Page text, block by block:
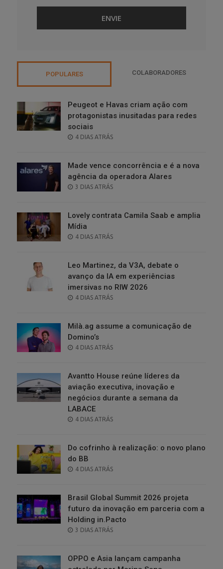
POPULARES COLABORADORES
Peugeot e Havas criam ação com
protagonistas inusitadas para redes
sociais
POSTED
4 DIAS ATRÁS
Made vence concorrência e é a nova
agência da operadora Alares
POSTED
3 DIAS ATRÁS
Lovely contrata Camila Saab e amplia
Mídia
POSTED
4 DIAS ATRÁS
Leo Martinez, da V3A, debate o
avanço da IA em experiências
imersivas no RIW 2026
POSTED
4 DIAS ATRÁS
Milà.ag assume a comunicação de
Domino’s
POSTED
4 DIAS ATRÁS
Avantto House reúne líderes da
aviação executiva, inovação e
negócios durante a semana da
LABACE
POSTED
4 DIAS ATRÁS
Do cofrinho à realização: o novo plano
do BB
POSTED
4 DIAS ATRÁS
Brasil Global Summit 2026 projeta
futuro da inovação em parceria com a
Holding in.Pacto
POSTED
3 DIAS ATRÁS
OPPO e Asia lançam campanha